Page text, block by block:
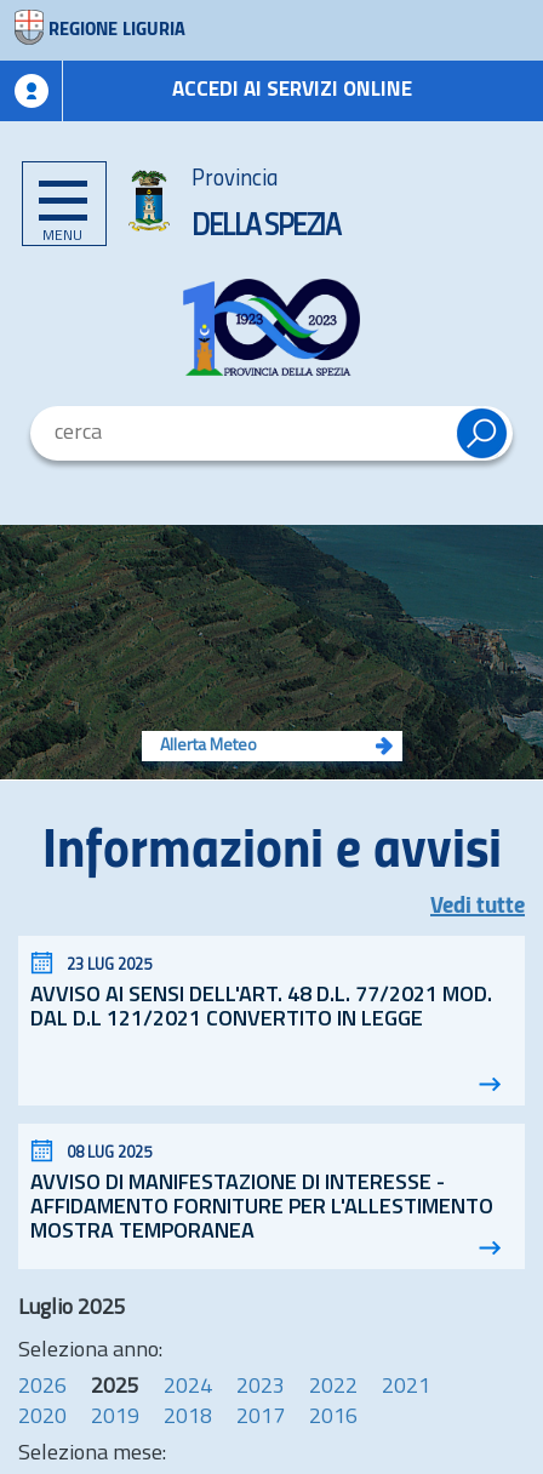
REGIONE LIGURIA
ACCEDI AI SERVIZI ONLINE
MENU
Provincia
DELLA SPEZIA
Allerta Meteo
Informazioni e avvisi
Vedi tutte
23 LUG 2025
AVVISO AI SENSI DELL'ART. 48 D.L. 77/2021 MOD.
DAL D.L 121/2021 CONVERTITO IN LEGGE
08 LUG 2025
AVVISO DI MANIFESTAZIONE DI INTERESSE -
AFFIDAMENTO FORNITURE PER L'ALLESTIMENTO
MOSTRA TEMPORANEA
Luglio 2025
Seleziona anno:
2026
2025 2024 2023 2022
2021
2020
2019 2018 2017
2016
Seleziona mese: